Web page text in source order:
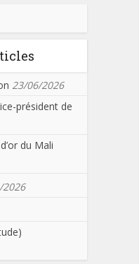
23/06/2026
président de
du Mali